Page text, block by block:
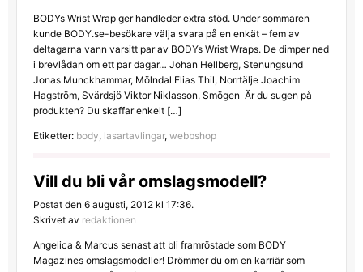
BODYs Wrist Wrap ger handleder extra stöd. Under sommaren
kunde BODY.se-besökare välja svara på en enkät – fem av
deltagarna vann varsitt par av BODYs Wrist Wraps. De dimper ned
i brevlådan om ett par dagar… Johan Hellberg, Stenungsund
Jonas Munckhammar, Mölndal Elias Thil, Norrtälje Joachim
Hagström, Svärdsjö Viktor Niklasson, Smögen Är du sugen på
produkten? Du skaffar enkelt […]
Etiketter: body, lasartavlingar, webbshop
Vill du bli vår omslagsmodell?
Postat den 6 augusti, 2012 kl 17:36.
Skrivet av redaktionen
Angelica & Marcus senast att bli framröstade som BODY
Magazines omslagsmodeller! Drömmer du om en karriär som